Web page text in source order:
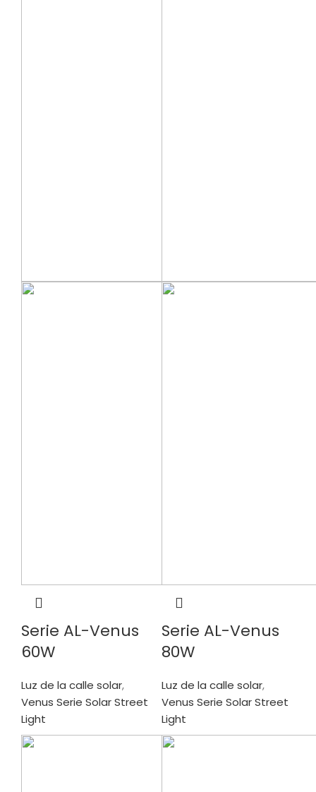
Serie AL-Venus
60W
Luz de la calle solar,
Venus Serie Solar Street
Light
Serie AL-Venus
80W
Luz de la calle solar,
Venus Serie Solar Street
Light